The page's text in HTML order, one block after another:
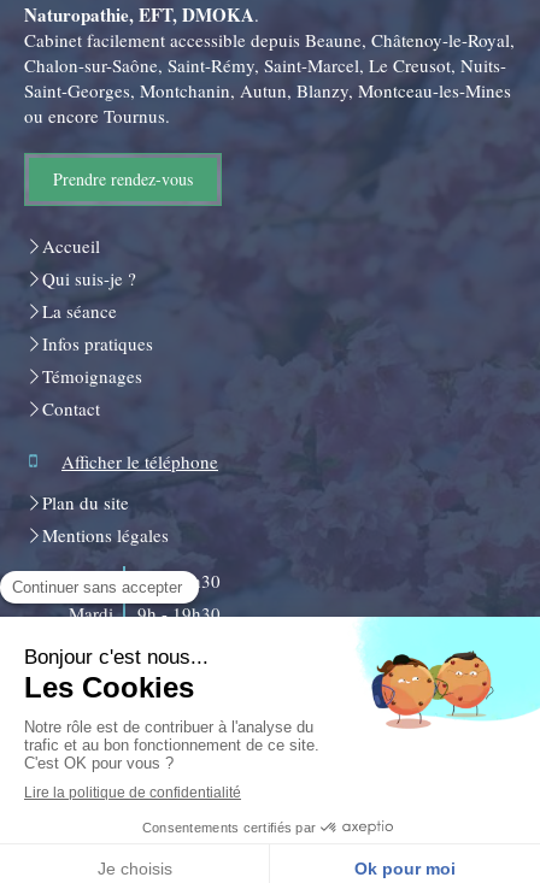
Naturopathie, EFT, DMOKA.
Cabinet facilement accessible depuis Beaune, Châtenoy-le-Royal,
Chalon-sur-Saône, Saint-Rémy, Saint-Marcel, Le Creusot, Nuits-
Saint-Georges, Montchanin, Autun, Blanzy, Montceau-les-Mines
ou encore Tournus.
Prendre rendez-vous
Accueil
Qui suis-je ?
La séance
Infos pratiques
Témoignages
Contact
Afficher le téléphone
Plan du site
Mentions légales
Lundi
9h - 19h30
Mardi
9h - 19h30
Mercredi
9h - 19h30
Jeudi
9h - 19h30
Samedi 10h - 16h
Dimanche Fermé
Création et référencement du site par Simplébo